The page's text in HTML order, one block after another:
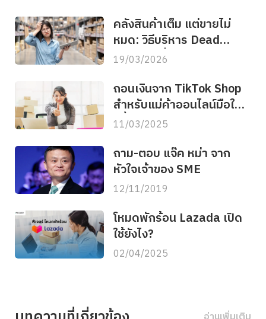
คลังสินค้าเต็ม แต่ขายไม่
หมด: วิธีบริหาร Dead
Stock เปลี่ยนสต็อกจมให้
19/03/2026
ถอนเงินจาก TikTok Shop
สำหรับแม่ค้าออนไลน์มือใหม่
มีขั้นตอนอย่างไรบ้าง
11/03/2025
ถาม-ตอบ แจ๊ค หม่า จาก
หัวใจเจ้าของ SME
12/11/2019
โหมดพักร้อน Lazada เปิด
ใช้ยังไง?
02/04/2025